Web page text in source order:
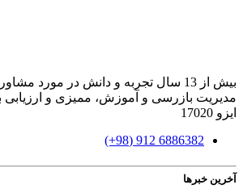
بیش از 13 سال تجربه و دانش در مورد
مدیریت بازرسی و آموزش، ممیزی و ارزیابی
ایزو 17020
6886382 912 (98+)
آخرین خبرها